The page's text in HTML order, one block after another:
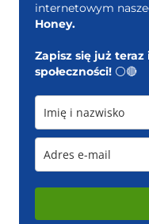
internetowym
Honey.
Zapisz się już
społeczności! ⚪️🔴